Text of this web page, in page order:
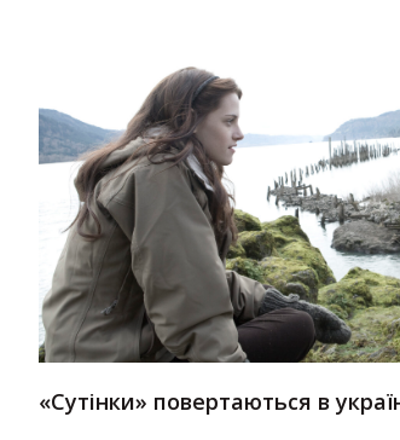
«Сутінки» повертаються в